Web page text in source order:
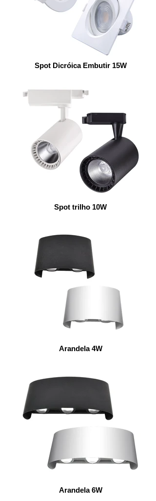
Spot Dicróica Embutir 15W
Spot trilho 10W
Arandela 4W
Arandela 6W